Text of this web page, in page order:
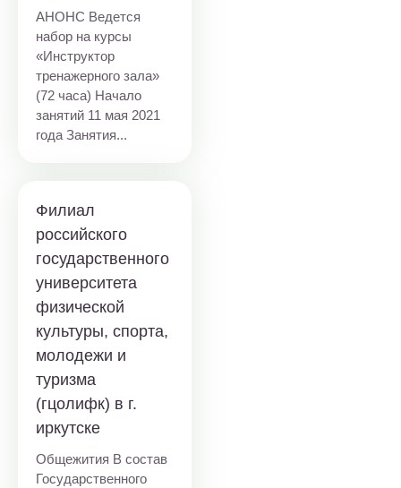
АНОНС Ведется
набор на курсы
«Инструктор
тренажерного зала»
(72 часа) Начало
занятий 11 мая 2021
года Занятия...
Филиал
российского
государственного
университета
физической
культуры, спорта,
молодежи и
туризма
(гцолифк) в г.
иркутске
Общежития В состав
Государственного